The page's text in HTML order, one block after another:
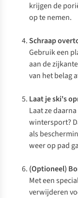
krijgen de
op te nemen.
Schraap
Gebruik een
aan de
van het belag
Laat je ski's
Laat ze
wintersport?
als
weer op pad
(Optioneel)
Met een
verwijderen